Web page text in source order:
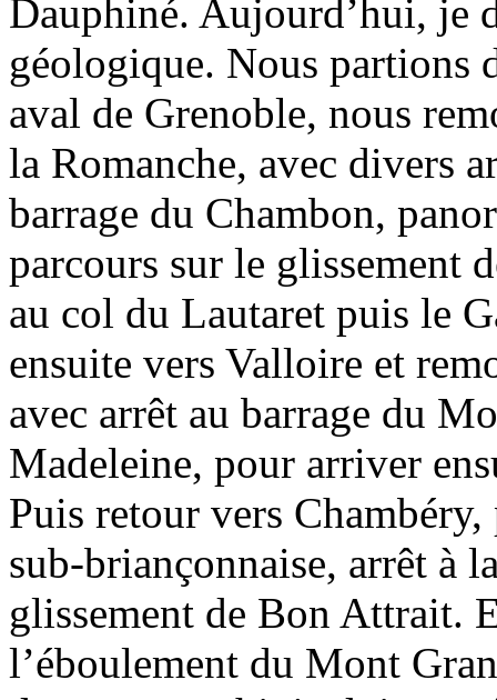
Dauphiné. Aujourd’hui, je
géologique. Nous partions
aval de Grenoble, nous
la Romanche, avec divers
barrage du Chambon,
parcours sur le glissement
au col du Lautaret puis le
ensuite vers Valloire et
avec arrêt au barrage du
Madeleine, pour arriver
Puis retour vers
sub-briançonnaise, arrêt à
glissement de Bon Attrait.
l’éboulement du Mont